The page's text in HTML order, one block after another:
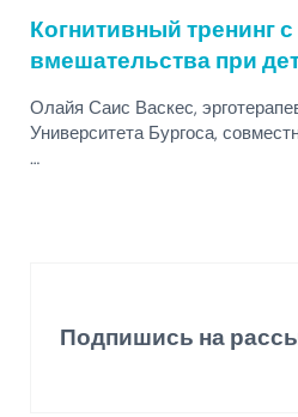
Когнитивный тренинг
вмешательства при
Олайя Саис Васкес,
Университета Бургоса,
…
Подпишись на